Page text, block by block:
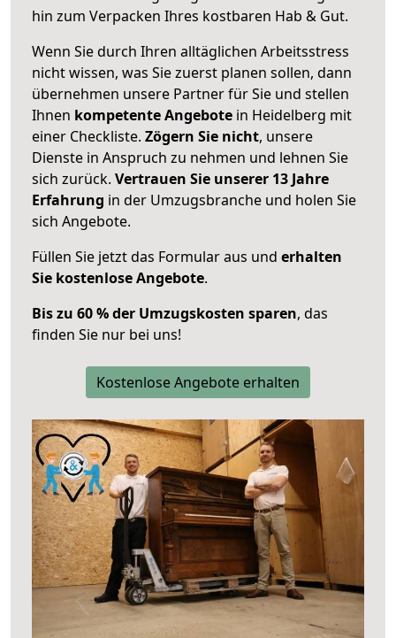
hin zum Verpacken Ihres kostbaren Hab & Gut.
Wenn Sie durch Ihren alltäglichen Arbeitsstress
nicht wissen, was Sie zuerst planen sollen, dann
übernehmen unsere Partner für Sie und stellen
Ihnen kompetente Angebote in Heidelberg mit
einer Checkliste. Zögern Sie nicht, unsere
Dienste in Anspruch zu nehmen und lehnen Sie
sich zurück. Vertrauen Sie unserer 13 Jahre
Erfahrung in der Umzugsbranche und holen Sie
sich Angebote.
Füllen Sie jetzt das Formular aus und erhalten
Sie kostenlose Angebote.
Bis zu 60 % der Umzugskosten sparen, das
finden Sie nur bei uns!
Kostenlose Angebote erhalten